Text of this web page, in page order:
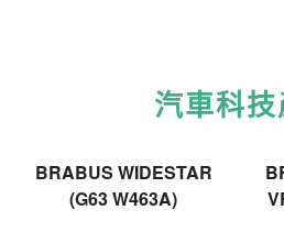
汽車科
BRABUS WIDESTAR
(G63 W463A)